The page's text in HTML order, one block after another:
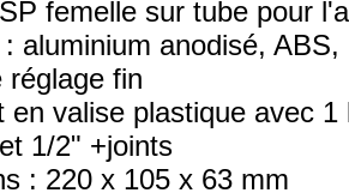
femelle sur tube pour
aluminium anodisé, ABS,
réglage fin
en valise plastique avec
1/2" +joints
: 220 x 105 x 63 mm